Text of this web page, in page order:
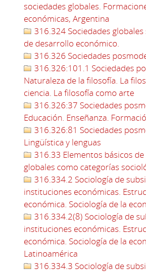
sociedades globales.
económicas, Argentina
316.324 Sociedades globales
de desarrollo económico.
316.326 Sociedades
316.326:101.1 Sociedades
Naturaleza de la filosofía. La
ciencia. La filosofía como arte
316.326:37 Sociedades
Educación. Enseñanza.
316.326:81 Sociedades
Lingüística y lenguas
316.33 Elementos básicos
globales como categorías
316.334.2 Sociología de
instituciones económicas.
económica. Sociología de la
316.334.2(8) Sociología de
instituciones económicas.
económica. Sociología de la
Latinoamérica
316.334.3 Sociología de